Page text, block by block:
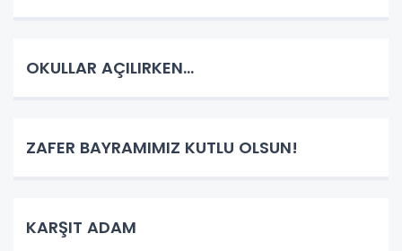
OKULLAR AÇILIRKEN…
ZAFER BAYRAMIMIZ KUTLU OLSUN!
KARŞIT ADAM